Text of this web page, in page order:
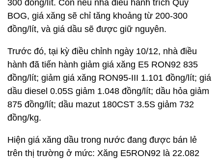
300 đồng/lít. Còn nếu nhà điều hành trích Quỹ
BOG, giá xăng sẽ chỉ tăng khoảng từ 200-300
đồng/lít, và giá dầu sẽ được giữ nguyên.
Trước đó, tại kỳ điều chỉnh ngày 10/12, nhà điều
hành đã tiến hành giảm giá xăng E5 RON92 835
đồng/lít; giảm giá xăng RON95-III 1.101 đồng/lít; giá
dầu diesel 0.05S giảm 1.048 đồng/lít; dầu hỏa giảm
875 đồng/lít; dầu mazut 180CST 3.5S giảm 732
đồng/kg.
Hiện giá xăng dầu trong nước đang được bán lẻ
trên thị trường ở mức: Xăng E5RON92 là 22.082